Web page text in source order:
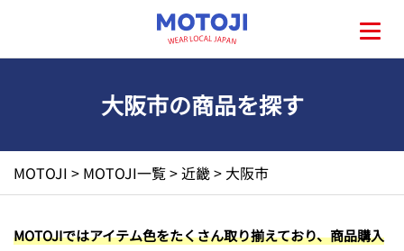
HOME
大阪市の商品を探す
MOTOJI > MOTOJI一覧>近畿> 大阪市
MOTOJIではアイテム色をたくさん取り揃えており、商品購入